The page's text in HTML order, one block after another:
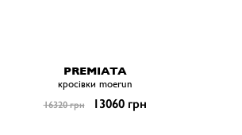
PREMIATA
кросівки moerun
16320 грн 13060 грн